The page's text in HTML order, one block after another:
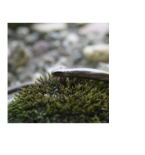
Agrandir
Agrandir